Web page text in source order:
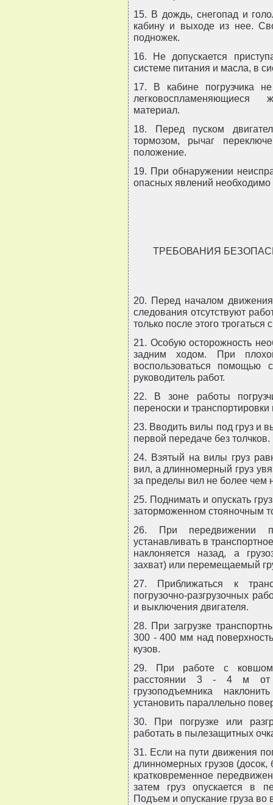
15. В дождь, снегопад и
кабину и выходе из нее.
подножек.
16. Не допускается
системе питания и масла, в
17. В кабине погрузчика
легковоспламеняющиеся
материал.
18. Перед пуском
тормозом, рычаг
положение.
19. При обнаружении
опасных явлений необходимо
ТРЕБОВАНИЯ
20. Перед началом
следования отсутствуют
только после этого трогаться
21. Особую осторожность
задним ходом. При
воспользоваться помощью
руководитель работ.
22. В зоне работы
переноски и транспортировки
23. Вводить вилы под груз и
первой передаче без толчков.
24. Взятый на вилы груз
вил, а длинномерный груз
за пределы вил не более чем
25. Поднимать и опускать
заторможенном стояночным
26. При передвижении
устанавливать в
наклоняется назад, а
захват) или перемещаемый
27. Приближаться к
погрузочно-разгрузочных
и выключения двигателя.
28. При загрузке
300 - 400 мм над
кузов.
29. При работе с ковшом
расстоянии 3 - 4 м от
грузоподъемника
установить параллельно
30. При погрузке или
работать в пылезащитных
31. Если на пути движения
длинномерных грузов
кратковременное
затем груз опускается в
Подъем и опускание груза